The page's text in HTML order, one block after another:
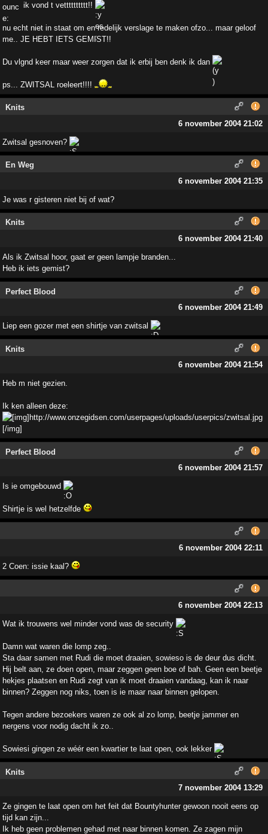
ik vond t vetttttttttt!!
nu echt niet in staat om en redelijk verslage te maken ofzo... maar geloof
me.. JE HEBT IETS GEMIST!!
Du vlgnd keer maar weer zorgen dat ik erbij ben denk ik dan
ps... ZWITSAL roeleert!!!!
Knits
6 november 2004 21:02
Zwitsal gesnoven?
En Weg
6 november 2004 21:35
Je was r gisteren niet bij of wat?
Knits
6 november 2004 21:40
Als ik Zwitsal hoor, gaat er geen lampje branden...
Heb ik iets gemist?
Perfect Blood
6 november 2004 21:49
Liep een gozer met een shirtje van zwitsal
Knits
6 november 2004 21:54
Heb m niet gezien.
Ik ken alleen deze:
Perfect Blood
6 november 2004 21:57
Is ie omgebouwd
Shirtje is wel hetzelfde
6 november 2004 22:11
2 Coen: issie kaal?
6 november 2004 22:13
Wat ik trouwens wel minder vond was de security
Damn wat waren die lomp zeg..
Sta daar samen met Rudi die moet draaien, sowieso is de deur dus dicht.
Hij belt aan, ze doen open, maar zeggen geen boe of bah. Geen een beetje
hekjes plaatsen en Rudi zegt van ik moet draaien vandaag, kan ik naar
binnen? Zeggen nog niks, toen is ie maar naar binnen gelopen.
Tegen andere bezoekers waren ze ook al zo lomp, beetje jammer en
nergens voor nodig dacht ik zo..
Sowiesi gingen ze wéér een kwartier te laat open, ook lekker
Knits
7 november 2004 13:29
Ze gingen te laat open om het feit dat Bountyhunter gewoon nooit eens op
tijd kan zijn...
Ik heb geen problemen gehad met naar binnen komen. Ze zagen mijn